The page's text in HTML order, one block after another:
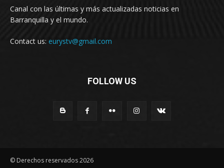
Canal con las últimas y más actualizadas noticias en
Barranquilla y el mundo.
Contact us: eurystv@gmail.com
FOLLOW US
© Derechos reservados 2026